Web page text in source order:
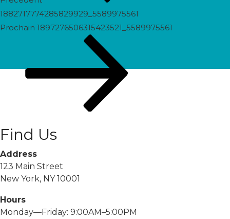
1882717774285829929_5589975561
Prochain
Prochain 1897276506315423521_5589975561
Find Us
Address
123 Main Street
New York, NY 10001
Hours
Monday—Friday: 9:00AM–5:00PM